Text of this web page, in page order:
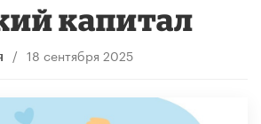
капитал
/ 18 сентября 2025